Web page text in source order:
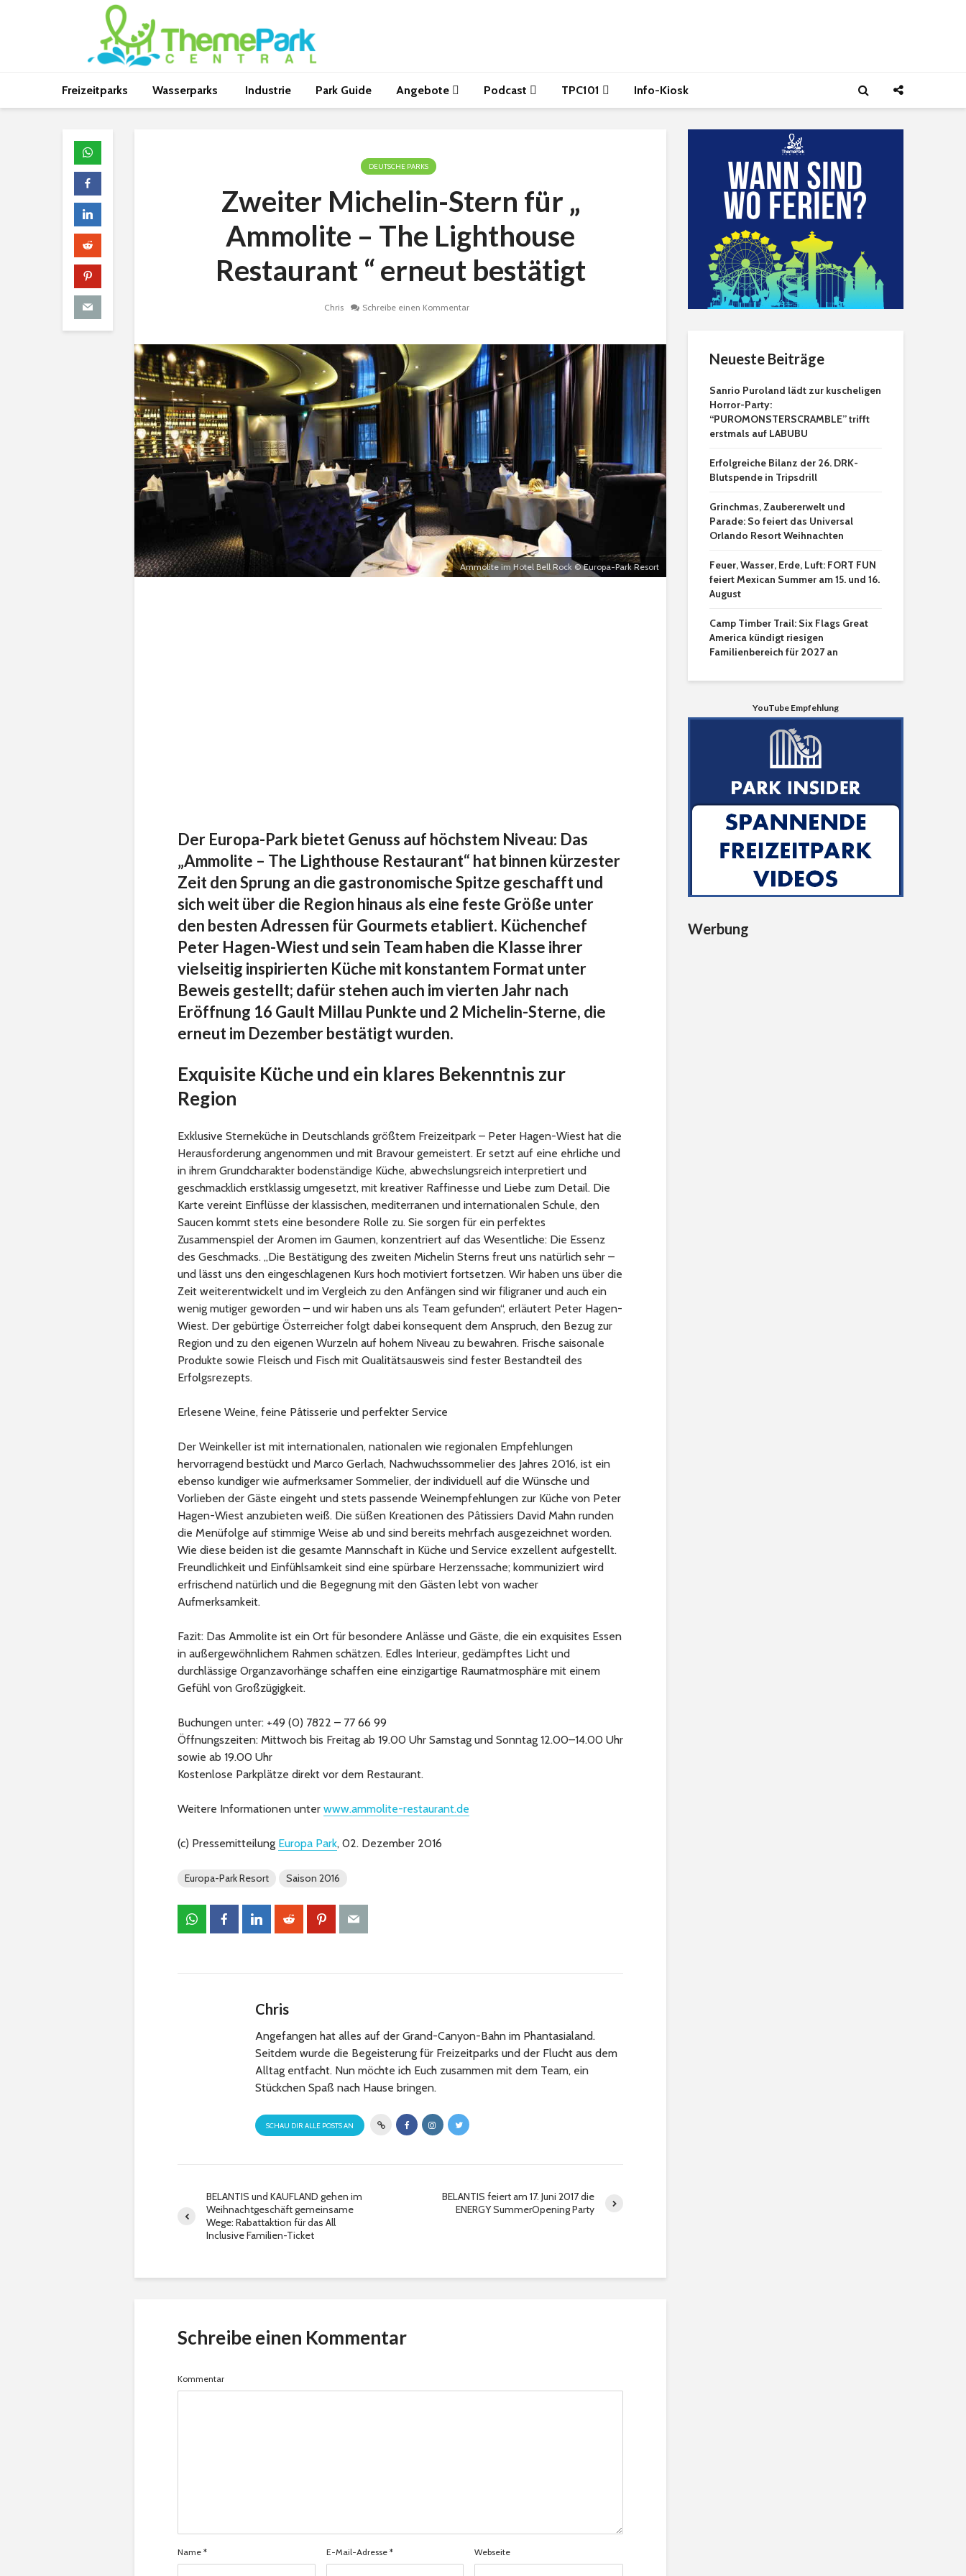
Freizeitparks Wasserparks Industrie Park Guide Angebote Podcast TPC101 Info-Kiosk
DEUTSCHE PARKS
Zweiter Michelin-Stern für „
Ammolite – The Lighthouse
Restaurant “ erneut bestätigt
Chris Schreibe einen Kommentar
Ammolite im Hotel Bell Rock © Europa-Park Resort
Der Europa-Park bietet Genuss auf höchstem Niveau: Das
„Ammolite – The Lighthouse Restaurant“ hat binnen kürzester
Zeit den Sprung an die gastronomische Spitze geschafft und
sich weit über die Region hinaus als eine feste Größe unter
den besten Adressen für Gourmets etabliert. Küchenchef
Peter Hagen-Wiest und sein Team haben die Klasse ihrer
vielseitig inspirierten Küche mit konstantem Format unter
Beweis gestellt; dafür stehen auch im vierten Jahr nach
Eröffnung 16 Gault Millau Punkte und 2 Michelin-Sterne, die
erneut im Dezember bestätigt wurden.
Exquisite Küche und ein klares Bekenntnis zur
Region
Exklusive Sterneküche in Deutschlands größtem Freizeitpark – Peter Hagen-Wiest hat die
Herausforderung angenommen und mit Bravour gemeistert. Er setzt auf eine ehrliche und
in ihrem Grundcharakter bodenständige Küche, abwechslungsreich interpretiert und
geschmacklich erstklassig umgesetzt, mit kreativer Raffinesse und Liebe zum Detail. Die
Karte vereint Einflüsse der klassischen, mediterranen und internationalen Schule, den
Saucen kommt stets eine besondere Rolle zu. Sie sorgen für ein perfektes
Zusammenspiel der Aromen im Gaumen, konzentriert auf das Wesentliche: Die Essenz
des Geschmacks. „Die Bestätigung des zweiten Michelin Sterns freut uns natürlich sehr –
und lässt uns den eingeschlagenen Kurs hoch motiviert fortsetzen. Wir haben uns über die
Zeit weiterentwickelt und im Vergleich zu den Anfängen sind wir filigraner und auch ein
wenig mutiger geworden – und wir haben uns als Team gefunden“, erläutert Peter Hagen-
Wiest. Der gebürtige Österreicher folgt dabei konsequent dem Anspruch, den Bezug zur
Region und zu den eigenen Wurzeln auf hohem Niveau zu bewahren. Frische saisonale
Produkte sowie Fleisch und Fisch mit Qualitätsausweis sind fester Bestandteil des
Erfolgsrezepts.
Erlesene Weine, feine Pâtisserie und perfekter Service
Der Weinkeller ist mit internationalen, nationalen wie regionalen Empfehlungen
hervorragend bestückt und Marco Gerlach, Nachwuchssommelier des Jahres 2016, ist ein
ebenso kundiger wie aufmerksamer Sommelier, der individuell auf die Wünsche und
Vorlieben der Gäste eingeht und stets passende Weinempfehlungen zur Küche von Peter
Hagen-Wiest anzubieten weiß. Die süßen Kreationen des Pâtissiers David Mahn runden
die Menüfolge auf stimmige Weise ab und sind bereits mehrfach ausgezeichnet worden.
Wie diese beiden ist die gesamte Mannschaft in Küche und Service exzellent aufgestellt.
Freundlichkeit und Einfühlsamkeit sind eine spürbare Herzenssache; kommuniziert wird
erfrischend natürlich und die Begegnung mit den Gästen lebt von wacher
Aufmerksamkeit.
Fazit: Das Ammolite ist ein Ort für besondere Anlässe und Gäste, die ein exquisites Essen
in außergewöhnlichem Rahmen schätzen. Edles Interieur, gedämpftes Licht und
durchlässige Organzavorhänge schaffen eine einzigartige Raumatmosphäre mit einem
Gefühl von Großzügigkeit.
Buchungen unter: +49 (0) 7822 – 77 66 99
Öffnungszeiten: Mittwoch bis Freitag ab 19.00 Uhr Samstag und Sonntag 12.00–14.00 Uhr
sowie ab 19.00 Uhr
Kostenlose Parkplätze direkt vor dem Restaurant.
Weitere Informationen unter www.ammolite-restaurant.de
(c) Pressemitteilung Europa Park, 02. Dezember 2016
Europa-Park Resort Saison 2016
Chris
Angefangen hat alles auf der Grand-Canyon-Bahn im Phantasialand.
Seitdem wurde die Begeisterung für Freizeitparks und der Flucht aus dem
Alltag entfacht. Nun möchte ich Euch zusammen mit dem Team, ein
Stückchen Spaß nach Hause bringen.
SCHAU DIR ALLE POSTS AN
BELANTIS und KAUFLAND gehen im
Weihnachtgeschäft gemeinsame
Wege: Rabattaktion für das All
Inclusive Familien-Ticket
BELANTIS feiert am 17. Juni 2017 die
ENERGY SummerOpening Party
Schreibe einen Kommentar
Kommentar
Name * E-Mail-Adresse * Webseite
Neueste Beiträge
Sanrio Puroland lädt zur kuscheligen
Horror-Party:
“PUROMONSTERSCRAMBLE” trifft
erstmals auf LABUBU
Erfolgreiche Bilanz der 26. DRK-
Blutspende in Tripsdrill
Grinchmas, Zaubererwelt und
Parade: So feiert das Universal
Orlando Resort Weihnachten
Feuer, Wasser, Erde, Luft: FORT FUN
feiert Mexican Summer am 15. und 16.
August
Camp Timber Trail: Six Flags Great
America kündigt riesigen
Familienbereich für 2027 an
YouTube Empfehlung
Werbung